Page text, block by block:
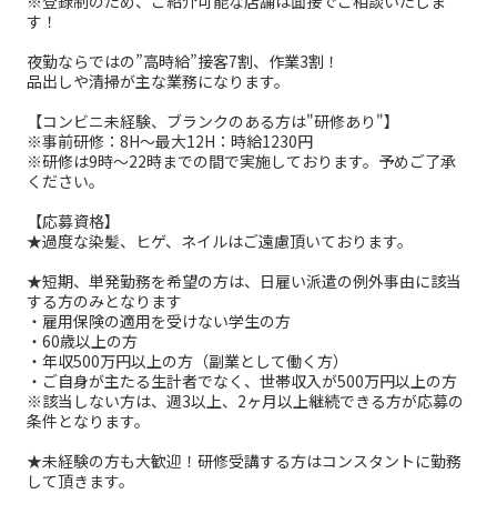
す！
夜勤ならではの”高時給”接客7割、作業3割！
品出しや清掃が主な業務になります。
【コンビニ未経験、ブランクのある方は"研修あり"】
※事前研修：8H～最大12H：時給1230円
※研修は9時～22時までの間で実施しております。予めご了承
ください。
【応募資格】
★過度な染髪、ヒゲ、ネイルはご遠慮頂いております。
★短期、単発勤務を希望の方は、日雇い派遣の例外事由に該当
する方のみとなります
・雇用保険の適用を受けない学生の方
・60歳以上の方
・年収500万円以上の方（副業として働く方）
・ご自身が主たる生計者でなく、世帯収入が500万円以上の方
※該当しない方は、週3以上、2ヶ月以上継続できる方が応募の
条件となります。
★未経験の方も大歓迎！研修受講する方はコンスタントに勤務
して頂きます。